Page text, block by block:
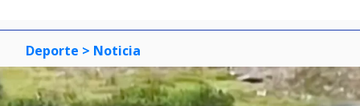
Deporte > Noticia